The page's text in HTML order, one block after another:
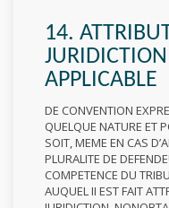
14.
APPLICABLE
DE CONVENTION
QUELQUE NATURE ET
SOIT, MEME EN CAS
PLURALITE DE
COMPETENCE DU
AUQUEL II EST FAIT